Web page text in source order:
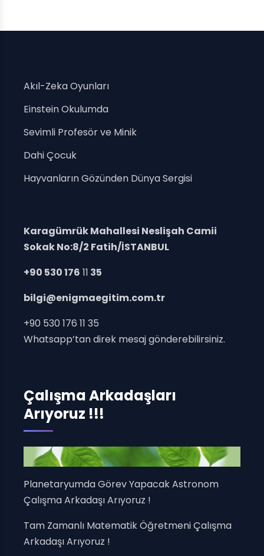
Akıl-Zeka Oyunları
Einstein Okulumda
Sevimli Profesör ve Minik
Dahi Çocuk
Hayvanların Gözünden Dünya Sergisi
Karagümrük Mahallesi Neslişah Camii
Sokak No:8/2 Fatih/İSTANBUL
+90 530 176 11 35
bilgi@enigmaegitim.com.tr
+90 530 176 11 35
Whatsapp’tan direk mesaj gönderebilirsiniz.
Çalışma Arkadaşları
Arıyoruz !!!
Planetaryumda Görev Yapacak Astronom
Çalışma Arkadaşı Arıyoruz !
Tam Zamanlı Matematik Öğretmeni Çalışma
Arkadaşı Arıyoruz !